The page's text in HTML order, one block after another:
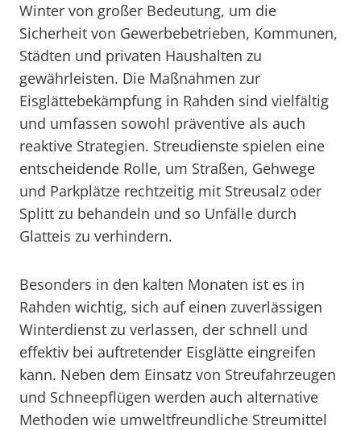
Winter von großer Bedeutung, um die
Sicherheit von Gewerbebetrieben, Kommunen,
Städten und privaten Haushalten zu
gewährleisten. Die Maßnahmen zur
Eisglättebekämpfung in Rahden sind vielfältig
und umfassen sowohl präventive als auch
reaktive Strategien. Streudienste spielen eine
entscheidende Rolle, um Straßen, Gehwege
und Parkplätze rechtzeitig mit Streusalz oder
Splitt zu behandeln und so Unfälle durch
Glatteis zu verhindern.
Besonders in den kalten Monaten ist es in
Rahden wichtig, sich auf einen zuverlässigen
Winterdienst zu verlassen, der schnell und
effektiv bei auftretender Eisglätte eingreifen
kann. Neben dem Einsatz von Streufahrzeugen
und Schneepflügen werden auch alternative
Methoden wie umweltfreundliche Streumittel